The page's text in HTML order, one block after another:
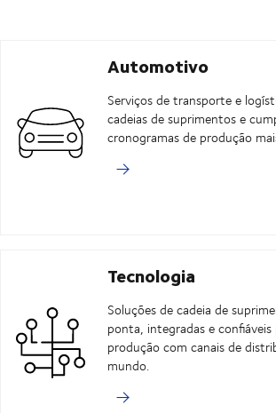
Automotivo
Serviços de transporte e
cadeias de suprimentos e
cronogramas de produção
Tecnologia
Soluções de cadeia de
ponta, integradas e
produção com canais de
mundo.